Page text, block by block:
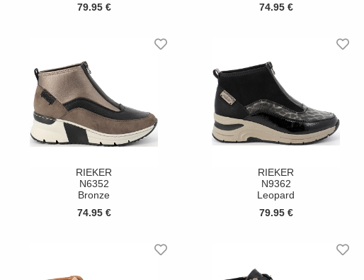
79.95 €
74.95 €
RIEKER
N6352
Bronze
74.95 €
RIEKER
N9362
Leopard
79.95 €